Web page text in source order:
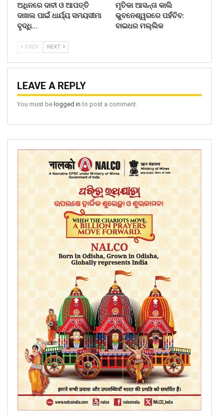
ଅଧିନରେ ଦାବୀ ଓ ଆପତ୍ତି
ଦାଖଲ ପାଇଁ ଧାର୍ଯ୍ୟ ସମୟସୀମା
ବୃଦ୍ଧି…
ମୃତିକା ଆସନ୍ତା କାଲି
ଭୁବନେଶ୍ୱରରେ ପହଁଚିବ:
ବାଇଧର ମଲ୍ଲିକ
PREV NEXT
LEAVE A REPLY
You must be logged in to post a comment.